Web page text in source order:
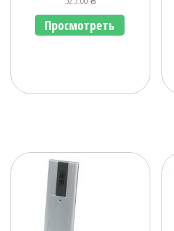
Просмотреть